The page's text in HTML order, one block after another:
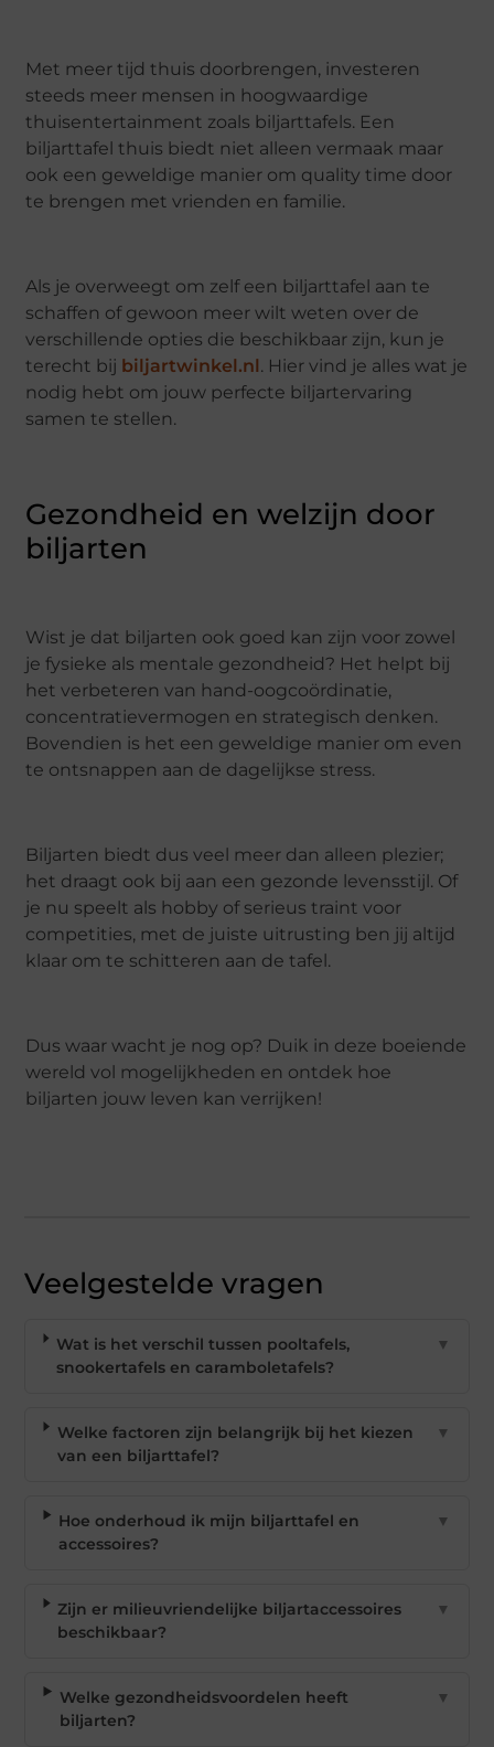
Met meer tijd thuis doorbrengen, investeren
steeds meer mensen in hoogwaardige
thuisentertainment zoals biljarttafels. Een
biljarttafel thuis biedt niet alleen vermaak maar
ook een geweldige manier om quality time door
te brengen met vrienden en familie.
Als je overweegt om zelf een biljarttafel aan te
schaffen of gewoon meer wilt weten over de
verschillende opties die beschikbaar zijn, kun je
terecht bij biljartwinkel.nl . Hier vind je alles wat je
nodig hebt om jouw perfecte biljartervaring
samen te stellen.
Gezondheid en welzijn door
biljarten
Wist je dat biljarten ook goed kan zijn voor zowel
je fysieke als mentale gezondheid? Het helpt bij
het verbeteren van hand-oogcoördinatie,
concentratievermogen en strategisch denken.
Bovendien is het een geweldige manier om even
te ontsnappen aan de dagelijkse stress.
Biljarten biedt dus veel meer dan alleen plezier;
het draagt ook bij aan een gezonde levensstijl. Of
je nu speelt als hobby of serieus traint voor
competities, met de juiste uitrusting ben jij altijd
klaar om te schitteren aan de tafel.
Dus waar wacht je nog op? Duik in deze boeiende
wereld vol mogelijkheden en ontdek hoe
biljarten jouw leven kan verrijken!
Veelgestelde vragen
Wat is het verschil tussen pooltafels,
snookertafels en caramboletafels?
▼
Welke factoren zijn belangrijk bij het kiezen
van een biljarttafel?
▼
Hoe onderhoud ik mijn biljarttafel en
accessoires?
▼
Zijn er milieuvriendelijke biljartaccessoires
beschikbaar?
▼
Welke gezondheidsvoordelen heeft
biljarten?
▼